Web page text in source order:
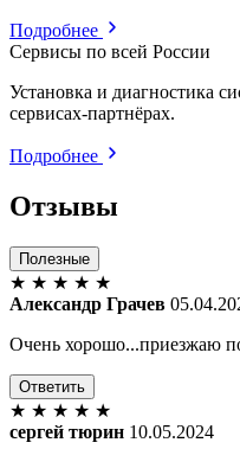
Подробнее
Сервисы по всей России
Установка и диагностика
сервисах-партнёрах.
Подробнее
Отзывы
Полезные
★ ★ ★ ★ ★
Александр Грачев
Очень хорошо...приезжаю
Ответить
★ ★ ★ ★ ★
сергей тюрин 10.05.2024